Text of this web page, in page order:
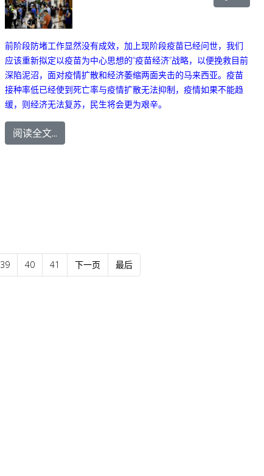
前阶段防堵工作显然没有成效，加上现阶段疫苗已经问世，我们
应该重新拟定以疫苗为中心思想的“疫苗经济”战略，以便挽救目前
深陷泥沼，面对疫情扩散和经济萎缩两面夹击的马来西亚。 疫苗
接种率低已经使到死亡率与疫情扩散无法抑制，疫情如果不能趋
缓，则经济无法复苏，民生将会更为艰辛。
阅读全文...
39 40 41 下一页 最后